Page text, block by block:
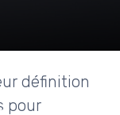
définition
pour